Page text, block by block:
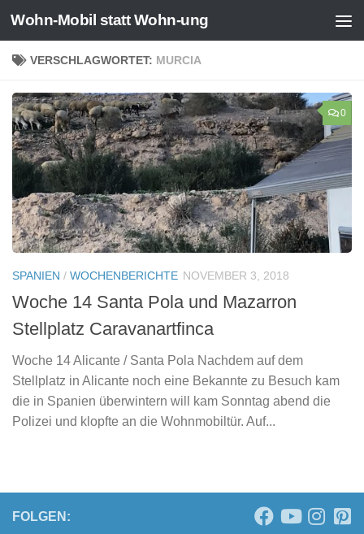
Zum Inhalt springen
Wohn-Mobil statt Wohn-ung
VERSCHLAGWORTET: MURCIA
0
SPANIEN / WOCHENBERICHTE NOVEMBER 3, 2018
Woche 14 Santa Pola und Mazarron
Stellplatz Caravanartfinca
Woche 14 Alicante / Santa Pola Nachdem auf dem
Stellplatz in Alicante noch eine Bekannte zu Besuch kam
die in Spanien überwintern will kam Sonntag abend die
Polizei und klopfte an die Wohnmobiltür. Auf...
FOLGEN: